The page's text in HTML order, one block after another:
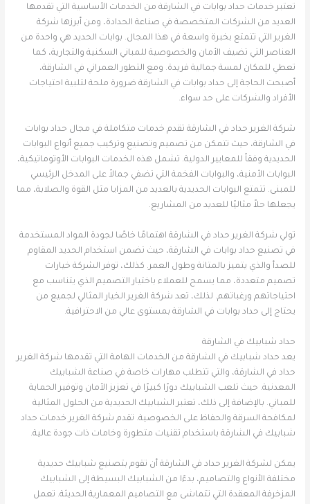
تعتبر خدمات حداد بوابات في الشارقة من الخدمات الأساسية التي تقدمها
العديد من الشركات المتخصصة في صناعة الحدادة، ومن أبرزها شركة
الغرير التي تتمتع بخبرة واسعة في هذا المجال. بوابات الحديد هي واحدة من
العناصر التي تضيف الأمان والخصوصية للمباني السكنية والتجارية، كما
تعطي للمكان لمسة جمالية فريدة. ومع التطور العمراني في الشارقة،
أصبحت الحاجة إلى حداد بوابات في الشارقة ضرورة ملحة لتلبية احتياجات
الأفراد والشركات على حد سواء.
شركة الغرير حداد في الشارقة تقدم خدمات متكاملة في مجال حداد بوابات
في الشارقة، حيث تتمكن من تصميم وتصنيع وتركيب جميع أنواع البوابات
الحديدية وفقاً للمعايير الدولية. تشمل هذه الخدمات البوابات الأوتوماتيكية،
البوابات الأمنية، والبوابات الفخمة التي تضفي جمالاً على المدخل الرئيسي
للمبنى. تتمتع البوابات الحديدية بالعديد من المزايا مثل القوة والصلابة، مما
يجعلها حلاً مثاليًا للعديد من المشاريع.
تولي شركة الغرير حداد في الشارقة اهتمامًا خاصًا لجودة المواد المستخدمة
في تصنيع حداد بوابات في الشارقة، حيث تضمن استخدام الحديد المقاوم
للصدأ والذي يتميز بالمتانة وطول العمر. كذلك، توفر الشركة خيارات
تصميم متعددة، مما يسمح للعملاء باختيار التصميم الذي يتناسب مع
احتياجاتهم ورغباتهم. لذلك، تعد شركة الغرير الخيار المثالي لجميع من
يحتاج إلى حداد بوابات في الشارقة بمستوى عالي من الاحترافية.
حداد شبابيك في الشارقة
يعد حداد شبابيك في الشارقة من الخدمات الهامة التي تقدمها شركة الغرير
حداد في الشارقة، والتي تتطلب مهارات خاصة في صناعة الشبابيك
المعدنية. حيث تلعب الشبابيك دورًا كبيرًا في تعزيز الأمان وتوفير الحماية
للمباني. بالإضافة إلى ذلك، تعتبر الشبابيك الحديدية من الحلول المثالية
لمكافحة السرقة والحفاظ على الخصوصية. تقدم شركة الغرير خدمات حداد
شبابيك في الشارقة باستخدام تقنيات متطورة وخامات ذات جودة عالية.
يمكن لشركة الغرير حداد في الشارقة أن تقوم بتصنيع شبابيك حديدية
مختلفة الأنواع والتصاميم، بدءًا من الشبابيك البسيطة إلى الشبابيك
المزخرفة المعقدة التي تتماشى مع التصاميم المعمارية الحديثة. تعمل